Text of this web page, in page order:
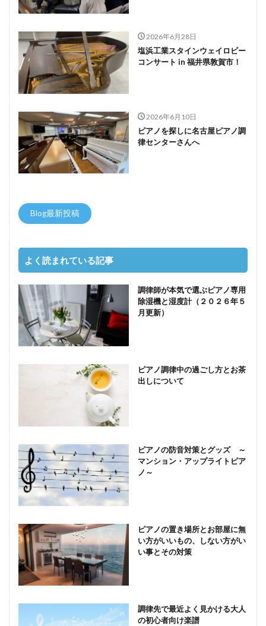
2026年6月28日
塩浜工業スタインウェイロビー
コンサート in 福井県敦賀市！
2026年6月10日
ピアノを探しに名古屋ピアノ調
律センターさんへ
Blog最新投稿
よく読まれている記事
調律師が本気で選ぶピアノ専用
除湿機と湿度計（２０２６年５
月更新）
ピアノ調律中の過ごし方とお茶
出しについて
ピアノの防音対策とグッズ ～
マンション・アップライトピア
ノ～
ピアノの置き場所とお部屋に無
い方がいいもの、しない方がい
い事とその対策
調律先で最近よく見かける大人
の初心者向け楽譜